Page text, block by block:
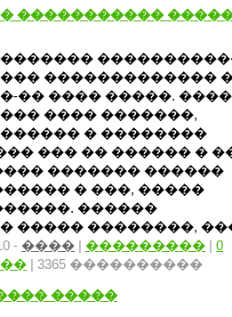
�����������
�������������
�� ���� �����.
���� �������,
� ��������
��� �� ������ �
������� ������
� ���, �����
������
����� ��������,
- ���� | ��������� | 0
| 3365 ����������
�����